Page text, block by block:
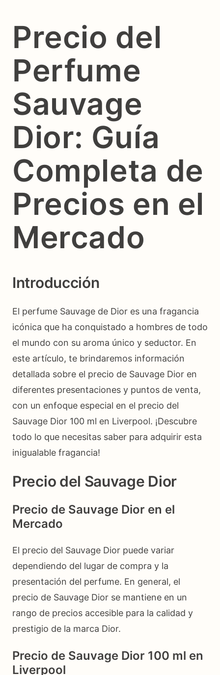
Precio del
Perfume
Sauvage
Dior: Guía
Completa de
Precios en el
Mercado
Introducción
El perfume Sauvage de Dior es una fragancia
icónica que ha conquistado a hombres de todo
el mundo con su aroma único y seductor. En
este artículo, te brindaremos información
detallada sobre el precio de Sauvage Dior en
diferentes presentaciones y puntos de venta,
con un enfoque especial en el precio del
Sauvage Dior 100 ml en Liverpool. ¡Descubre
todo lo que necesitas saber para adquirir esta
inigualable fragancia!
Precio del Sauvage Dior
Precio de Sauvage Dior en el
Mercado
El precio del Sauvage Dior puede variar
dependiendo del lugar de compra y la
presentación del perfume. En general, el
precio de Sauvage Dior se mantiene en un
rango de precios accesible para la calidad y
prestigio de la marca Dior.
Precio de Sauvage Dior 100 ml en
Liverpool